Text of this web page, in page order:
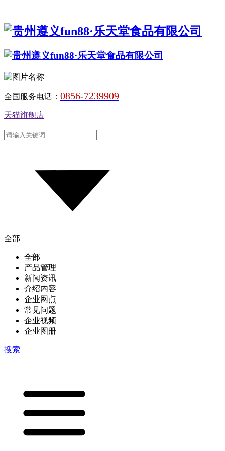
全国服务电话： 0856-7239909
天猫旗舰店
全部
全部
产品管理
新闻资讯
介绍内容
企业网点
常见问题
企业视频
企业图册
搜索